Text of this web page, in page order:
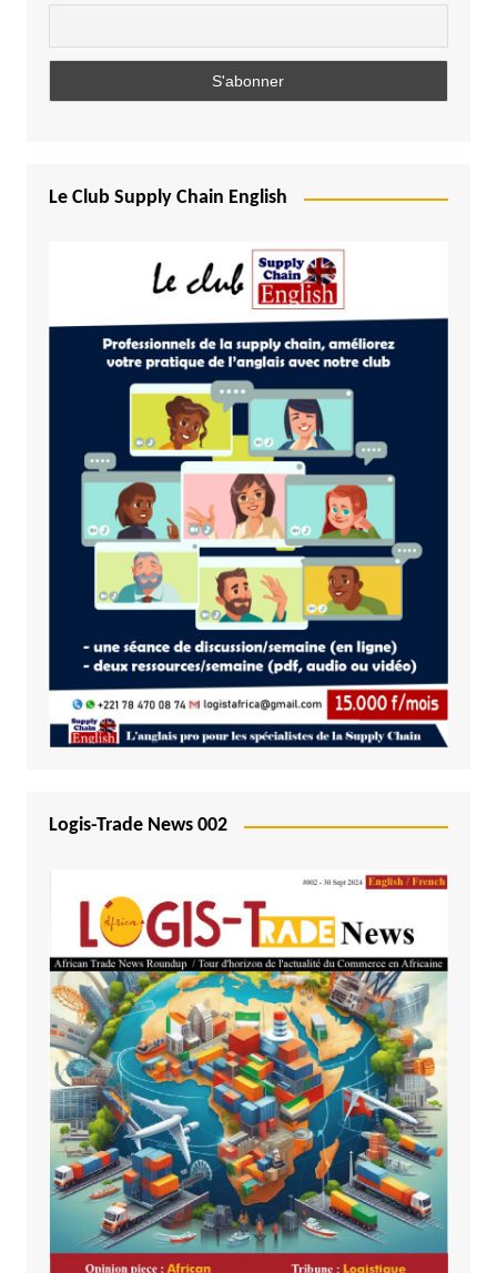
Le Club Supply Chain English
Logis-Trade News 002